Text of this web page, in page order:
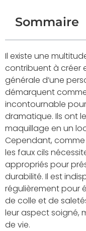
Sommaire
Il existe une
contribuent à créer
générale d’une
démarquent
incontournable
dramatique. Ils ont
maquillage en un
Cependant,
les faux cils
appropriés pour
durabilité. Il est
régulièrement pour
de colle et de
leur aspect soigné,
de vie.